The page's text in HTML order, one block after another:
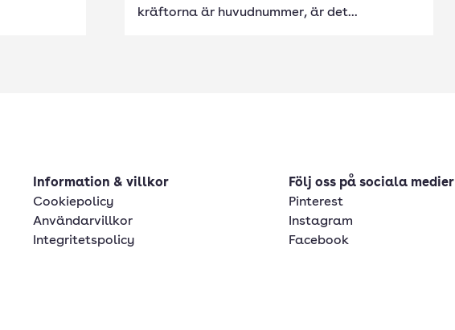
kräftorna är huvudnummer, är det...
Information & villkor
Cookiepolicy
Användarvillkor
Integritetspolicy
Följ oss på sociala medier
Pinterest
Instagram
Facebook